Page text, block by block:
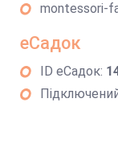
montessori-
еСадок
ID еСадок: